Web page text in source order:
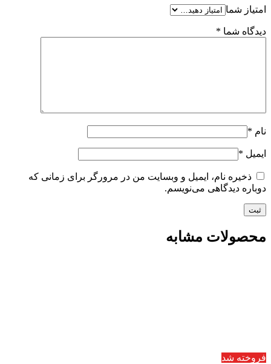
امتیاز شما
دیدگاه شما *
نام *
ایمیل *
ذخیره نام، ایمیل و وبسایت من در مرورگر برای زمانی که
دوباره دیدگاهی می‌نویسم.
محصولات مشابه
فروخته شد